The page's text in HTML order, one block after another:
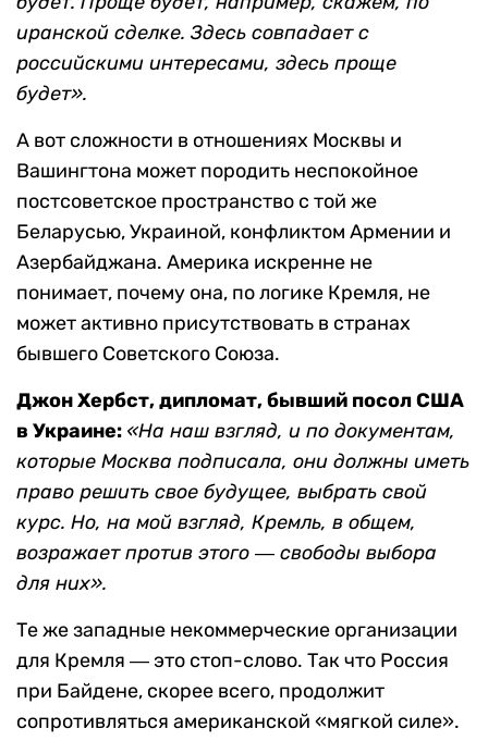
иранской сделке. Здесь совпадает с
российскими интересами, здесь проще
будет».
А вот сложности в отношениях Москвы и
Вашингтона может породить неспокойное
постсоветское пространство с той же
Беларусью, Украиной, конфликтом Армении и
Азербайджана. Америка искренне не
понимает, почему она, по логике Кремля, не
может активно присутствовать в странах
бывшего Советского Союза.
Джон Хербст, дипломат, бывший посол США
в Украине: «На наш взгляд, и по документам,
которые Москва подписала, они должны иметь
право решить свое будущее, выбрать свой
курс. Но, на мой взгляд, Кремль, в общем,
возражает против этого ― свободы выбора
для них».
Те же западные некоммерческие организации
для Кремля ― это стоп-слово. Так что Россия
при Байдене, скорее всего, продолжит
сопротивляться американской «мягкой силе».